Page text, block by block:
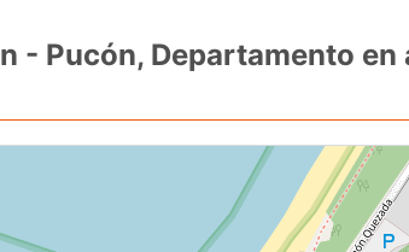
- Pucón, Departamento en